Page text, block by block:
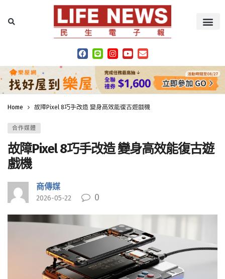
Home 故障Pixel 8巧手改造 變身高效能復古遊戲機
合作媒體
故障Pixel 8巧手改造 變身高效能復古遊
戲機
商傳媒
2026-05-22 0